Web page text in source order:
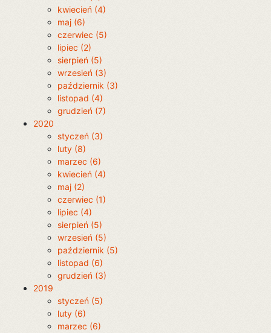
kwiecień (4)
maj (6)
czerwiec (5)
lipiec (2)
sierpień (5)
wrzesień (3)
październik (3)
listopad (4)
grudzień (7)
2020
styczeń (3)
luty (8)
marzec (6)
kwiecień (4)
maj (2)
czerwiec (1)
lipiec (4)
sierpień (5)
wrzesień (5)
październik (5)
listopad (6)
grudzień (3)
2019
styczeń (5)
luty (6)
marzec (6)